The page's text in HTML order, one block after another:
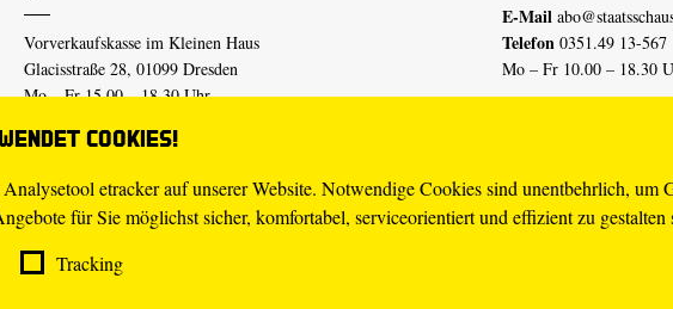
Cookies!
etracker auf unserer Website. Notwendige Cookies sind unentbehrlich,
für Sie möglichst sicher, komfortabel, serviceorientiert und effizient zu gestalten
Tracking
Vorverkaufskasse im Kleinen Haus
Glacisstraße 28, 01099 Dresden
Mo – Fr 15.00 – 18.30 Uhr
geschlossen.
E-Mail tickets@staatsschauspiel-dresden.de
Telefon 0351.49 13-555
Mo – Fr 10.00 – 18.30 Uhr
E-Mail
Telefon 0351.49 13-567
Mo – Fr 10.00 – 18.30
Erklärung